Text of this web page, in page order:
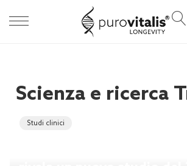
Scienza e ricerca
Studi clinici